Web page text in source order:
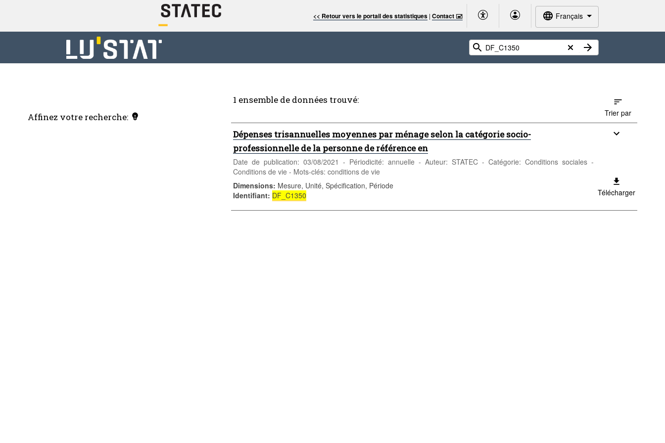
<< Retour vers le portail des statistiques |Contact 🖃 Français
Affinez votre recherche:
1 ensemble de données trouvé:
Trier par
Dépenses trisannuelles moyennes par ménage selon la catégorie socio-
professionnelle de la personne de référence en
Date de publication: 03/08/2021 - Périodicité: annuelle - Auteur: STATEC - Catégorie: Conditions sociales -
Conditions de vie - Mots-clés: conditions de vie
Dimensions: Mesure, Unité, Spécification, Période
Identifiant: DF_C1350 Télécharger